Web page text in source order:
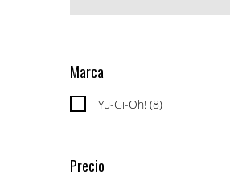
Marca
Yu-Gi-Oh! (8)
Precio